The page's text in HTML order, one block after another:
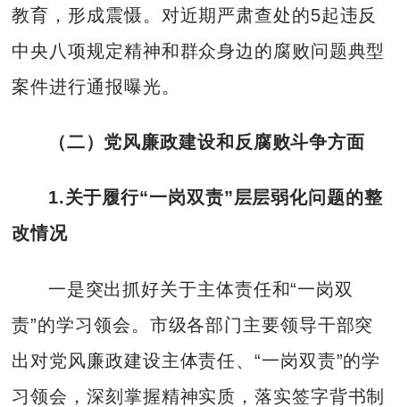
教育，形成震慑。对近期严肃查处的5起违反
中央八项规定精神和群众身边的腐败问题典型
案件进行通报曝光。
（二）党风廉政建设和反腐败斗争方面
1.关于履行“一岗双责”层层弱化问题的整
改情况
一是突出抓好关于主体责任和“一岗双
责”的学习领会。市级各部门主要领导干部突
出对党风廉政建设主体责任、“一岗双责”的学
习领会，深刻掌握精神实质，落实签字背书制